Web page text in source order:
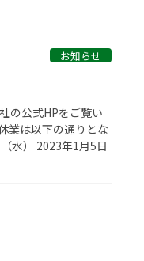
お知らせ
の公式HPをご覧い
業は以下の通りとな
水） 2023年1月5日